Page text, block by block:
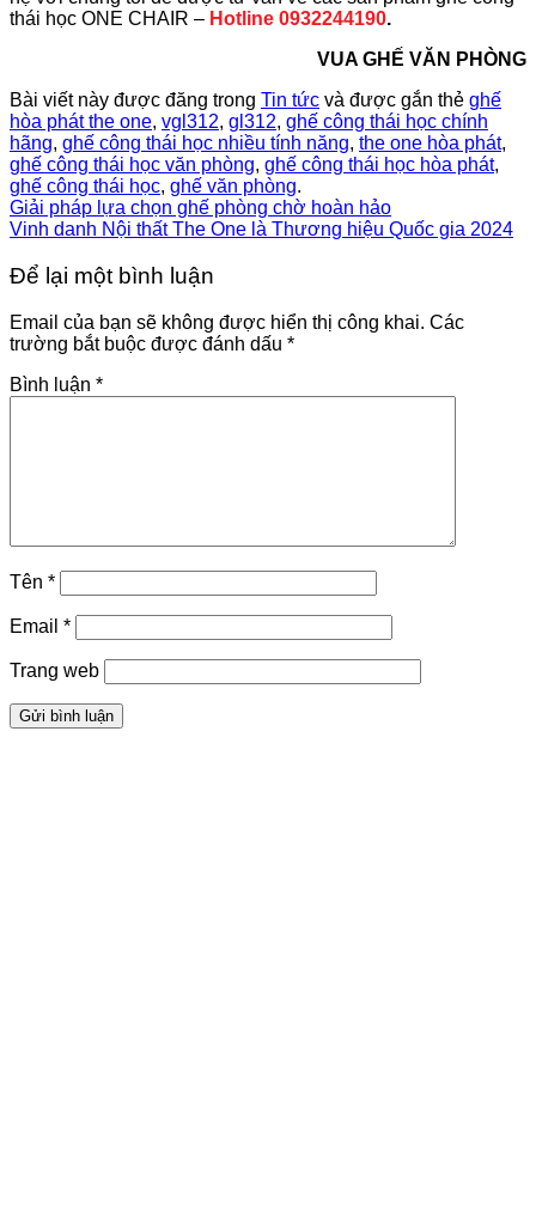
thái học ONE CHAIR – Hotline 0932244190.
VUA GHẾ VĂN PHÒNG
Bài viết này được đăng trong Tin tức và được gắn thẻ ghế
hòa phát the one, vgl312, gl312, ghế công thái học chính
hãng, ghế công thái học nhiều tính năng, the one hòa phát,
ghế công thái học văn phòng, ghế công thái học hòa phát,
ghế công thái học, ghế văn phòng.
Giải pháp lựa chọn ghế phòng chờ hoàn hảo
Vinh danh Nội thất The One là Thương hiệu Quốc gia 2024
Để lại một bình luận
Email của bạn sẽ không được hiển thị công khai. Các
trường bắt buộc được đánh dấu *
Bình luận *
Tên *
Email *
Trang web